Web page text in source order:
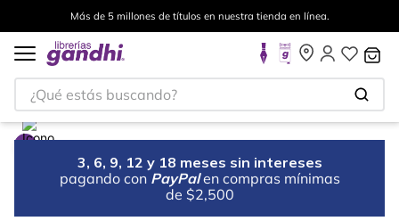
Más de 5 millones de títulos en nuestra tienda en línea.
¿Qué estás buscando?
3, 6, 9, 12 y 18 meses sin intereses
pagando con PayPal en compras mínimas
de $2,500